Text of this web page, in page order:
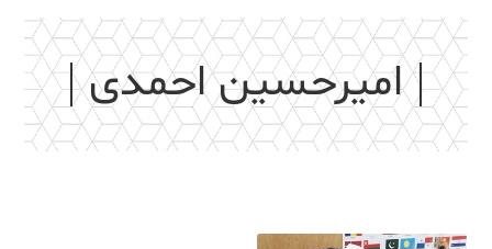
امیرحسین احمدی